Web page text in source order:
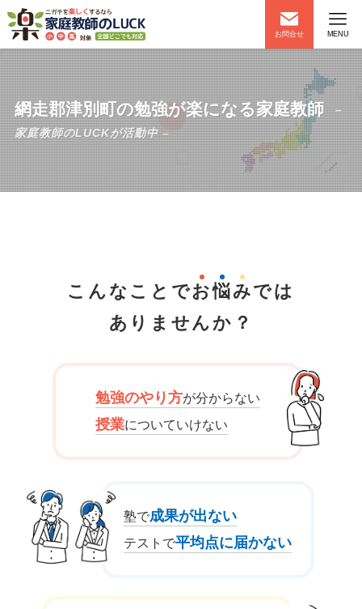
お問合せ MENU
網走郡津別町の勉強が楽になる家庭教師
–
家庭教師のLUCKが活動中 –
こんなことでお悩みでは
ありませんか？
勉強のやり方が分からない
授業についていけない
塾で成果が出ない
テストで平均点に届かない